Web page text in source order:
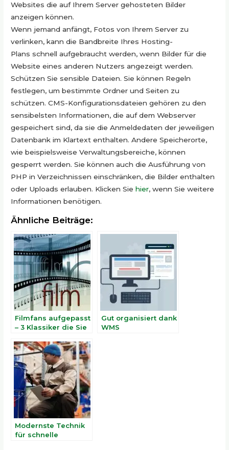
Websites die auf Ihrem Servergehosteten Bilder
anzeigen können.
Wenn jemand anfängt, Fotos von Ihrem Server zu
verlinken, kann die Bandbreite Ihres Hosting-
Plans schnell aufgebraucht werden, wenn Bilder für die
Website eines anderen Nutzers angezeigt werden.
Schützen Sie sensible Dateien. Sie können Regeln
festlegen, um bestimmte Ordner und Seiten zu
schützen.CMS-Konfigurationsdateien gehören zu den
sensibelsten Informationen, die auf dem Webserver
gespeichert sind, da sie dieAnmeldedaten der jeweiligen
Datenbank im Klartext enthalten. AndereSpeicherorte,
wie beispielsweiseVerwaltungsbereiche, können
gesperrt werden. Sie können auch die Ausführung von
PHP in Verzeichnissen einschränken, die Bilder enthalten
oder Uploads erlauben. Klicken Siehier, wenn Sie weitere
Informationen benötigen.
Ähnliche Beiträge:
Filmfans aufgepasst
– 3 Klassiker die Sie
nicht verpassen
sollten
Gut organisiert dank
WMS
Modernste Technik
für schnelle